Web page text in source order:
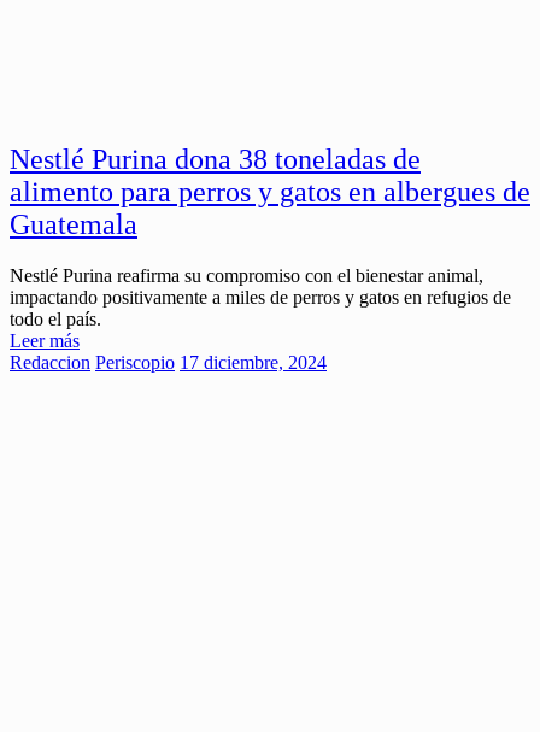
Nestlé Purina dona 38 toneladas de
alimento para perros y gatos en albergues de
Guatemala
Nestlé Purina reafirma su compromiso con el bienestar animal,
impactando positivamente a miles de perros y gatos en refugios de
todo el país.
Leer más
Redaccion Periscopio 17 diciembre, 2024